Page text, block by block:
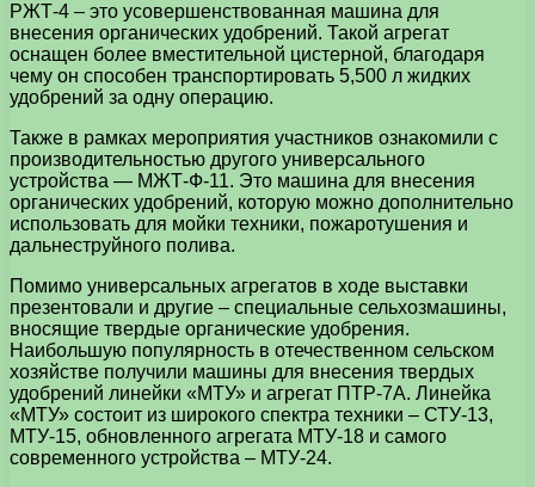
РЖТ-4 – это усовершенствованная машина для
внесения органических удобрений. Такой агрегат
оснащен более вместительной цистерной, благодаря
чему он способен транспортировать 5,500 л жидких
удобрений за одну операцию.
Также в рамках мероприятия участников ознакомили с
производительностью другого универсального
устройства — МЖТ-Ф-11. Это машина для внесения
органических удобрений, которую можно дополнительно
использовать для мойки техники, пожаротушения и
дальнеструйного полива.
Помимо универсальных агрегатов в ходе выставки
презентовали и другие – специальные сельхозмашины,
вносящие твердые органические удобрения.
Наибольшую популярность в отечественном сельском
хозяйстве получили машины для внесения твердых
удобрений линейки «МТУ» и агрегат ПТР-7А. Линейка
«МТУ» состоит из широкого спектра техники – СТУ-13,
МТУ-15, обновленного агрегата МТУ-18 и самого
современного устройства – МТУ-24.